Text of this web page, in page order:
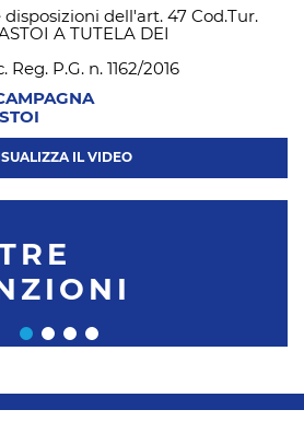
dell'art. 47 Cod.Tur.
A TUTELA DEI
P.G. n. 1162/2016
IL VIDEO